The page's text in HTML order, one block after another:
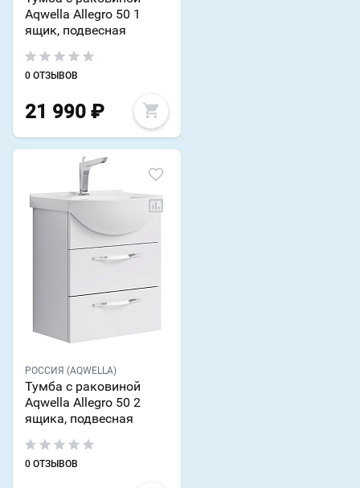
Aqwella Allegro 50 1
ящик, подвесная
0 ОТЗЫВОВ
21 990 ₽
РОССИЯ (AQWELLA)
Тумба с раковиной
Aqwella Allegro 50 2
ящика, подвесная
0 ОТЗЫВОВ